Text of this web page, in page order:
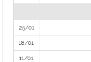
25/01
18/01
11/01